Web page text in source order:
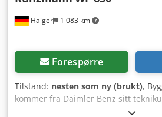
Haiger 1 083 km
Forespørre
Tilstand: nesten som ny (brukt),
kommer fra Daimler Benz sitt
driftstimer. X 650 mm Y 500 mm Z